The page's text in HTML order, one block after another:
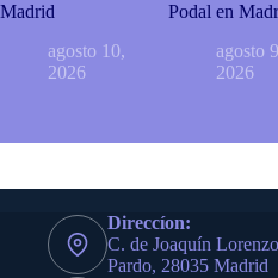
Madrid
agosto 10,
2026
Podal en
agosto
2026
Direccíon:
C. de Joaquín
Pardo, 28035 Madrid